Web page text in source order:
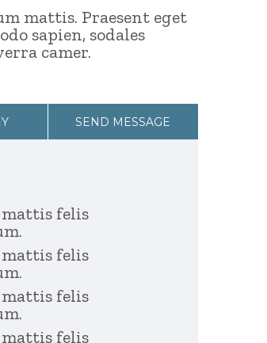
mattis. Praesent eget
sapien, sodales
camer.
SEND MESSAGE
felis
felis
felis
felis